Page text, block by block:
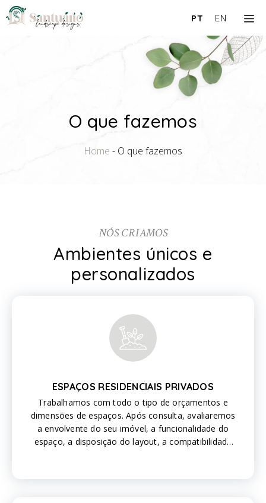
Saltar
para
PT EN
O que fazemos
Home - O que fazemos
NÓS CRIAMOS
Ambientes únicos e
personalizados
ESPAÇOS RESIDENCIAIS PRIVADOS
Trabalhamos com todo o tipo de orçamentos e
dimensões de espaços. Após consulta, avaliaremos
a envolvente do seu imóvel, a funcionalidade do
espaço, a disposição do layout, a compatibilidade